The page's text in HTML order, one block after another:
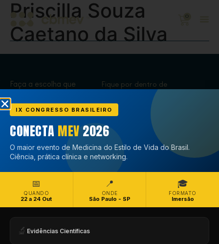
0
Priscilla Souza
Caetano da Silva
Faça a escolha que
transforma,
Associe-se
Associe-se
Fique por dentro de
tudo que acontece
no CBMEV
IX CONGRESSO BRASILEIRO
CONECTA MEV 2026
O maior evento de Medicina do Estilo de Vida do Brasil.
Ciência, prática clínica e networking.
📅
QUANDO
22 a 24 Out
📍
ONDE
São Paulo - SP
🎓
FORMATO
Imersão
🔬 Evidências Científicas